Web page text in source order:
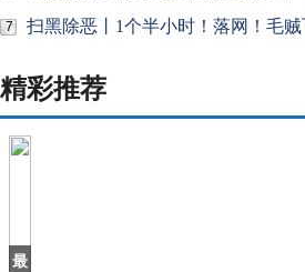
7 扫黑除恶丨1个半小时！落网！毛
精彩推荐
最